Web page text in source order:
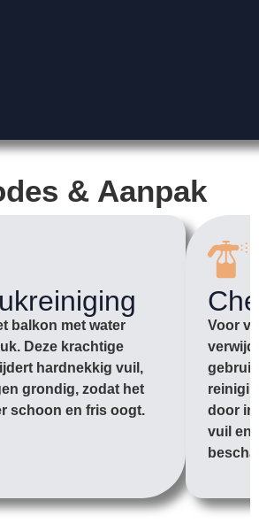
& Aanpak
balkon met water
Deze krachtige
hardnekkig vuil,
grondig, zodat het
schoon en fris oogt.
Voor
door in
vuil en